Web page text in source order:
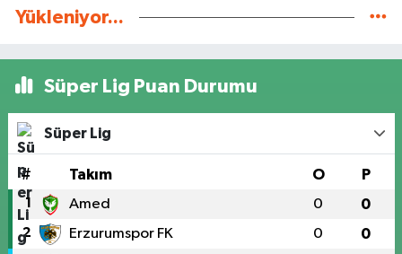
Yükleniyor...
Süper Lig Puan Durumu
Süper Lig
# Takım O P
1 Amed 0 0
2 Erzurumspor FK 0 0